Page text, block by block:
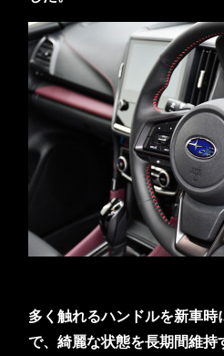
多く触れるハンドルを新車
で、綺麗な状態を長期間維持